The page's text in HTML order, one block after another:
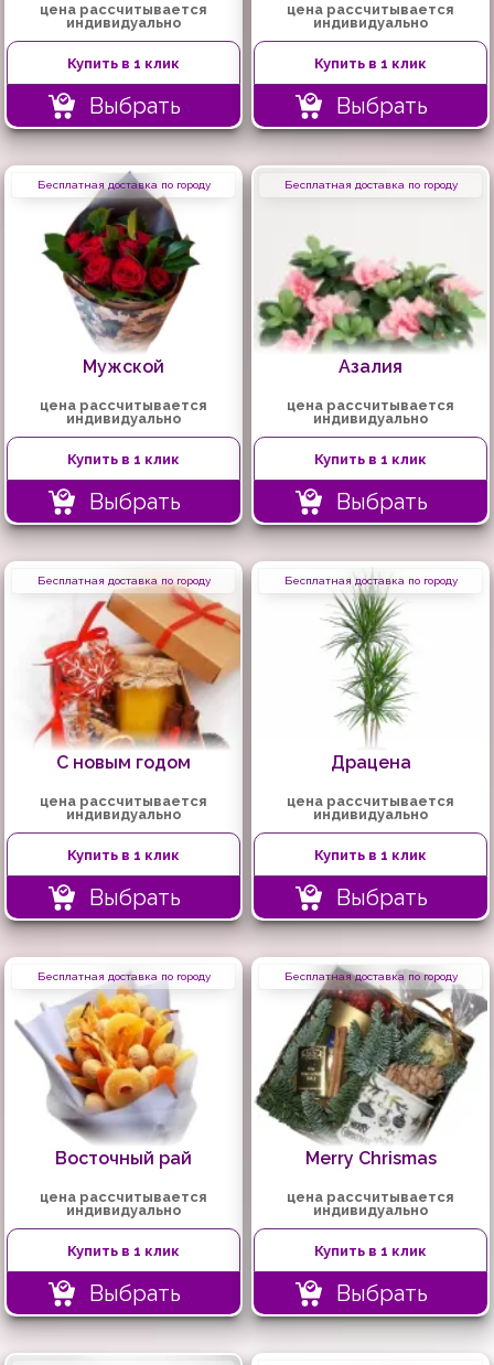
цена рассчитывается
индивидуально
Купить в 1 клик
Выбрать
цена рассчитывается
индивидуально
Купить в 1 клик
Выбрать
Бесплатная доставка по городу
Мужской
цена рассчитывается
индивидуально
Купить в 1 клик
Выбрать
Бесплатная доставка по городу
Азалия
цена рассчитывается
индивидуально
Купить в 1 клик
Выбрать
Бесплатная доставка по городу
С новым годом
цена рассчитывается
индивидуально
Купить в 1 клик
Выбрать
Бесплатная доставка по городу
Драцена
цена рассчитывается
индивидуально
Купить в 1 клик
Выбрать
Бесплатная доставка по городу
Восточный рай
цена рассчитывается
индивидуально
Купить в 1 клик
Выбрать
Бесплатная доставка по городу
Merry Chrismas
цена рассчитывается
индивидуально
Купить в 1 клик
Выбрать